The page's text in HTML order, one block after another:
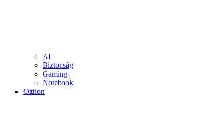
AI
Biztonság
Gaming
Notebook
Otthon